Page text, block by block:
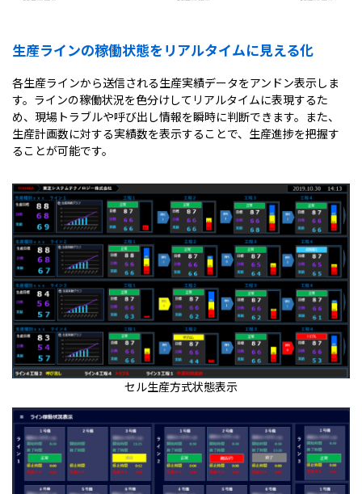
生産ラインの稼働状態をリアルタイムに見える化
各生産ラインから送信される生産実績データをアンドン表示しま
す。ラインの稼働状況を色分けしてリアルタイムに表現するた
め、現場トラブルや呼び出し情報を瞬時に判断できます。また、
生産計画数に対する実績数を表示することで、生産進捗を把握す
ることが可能です。
セル生産方式状態表示